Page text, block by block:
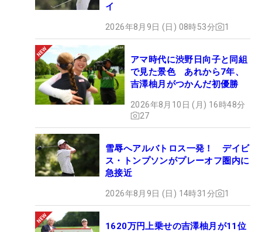
イ
2026年8月9日 (日) 08時53分 1
アマ時代に渋野日向子と同組
で見た景色 あれから7年、
吉澤柚月がつかんだ初優勝
2026年8月10日 (月) 16時48分
27
雪辱へアルバトロス一発！ デイビ
ス・トンプソンがプレーオフ圏内に
急接近
2026年8月9日 (日) 14時31分 1
1620万円上乗せの吉澤柚月が11位